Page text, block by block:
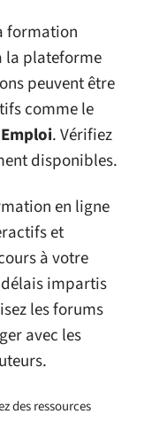
formation
la plateforme
peuvent être
comme le
. Vérifiez
disponibles.
en ligne
et
à votre
impartis
les forums
avec les
des ressources